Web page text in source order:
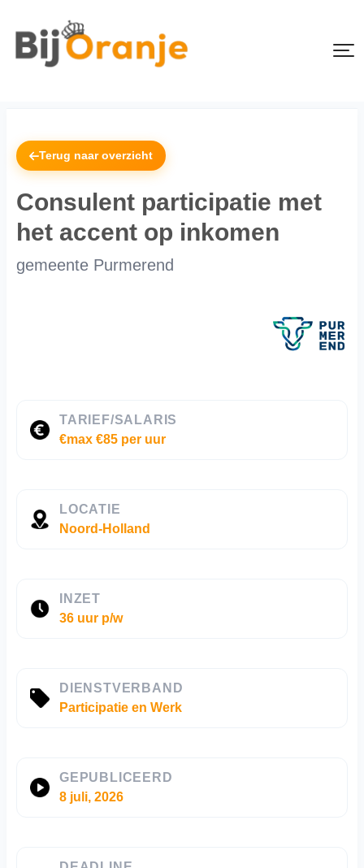
Terug naar overzicht
Consulent participatie met
het accent op inkomen
gemeente Purmerend
TARIEF/SALARIS
€max €85 per uur
LOCATIE
Noord-Holland
INZET
36 uur p/w
DIENSTVERBAND
Participatie en Werk
GEPUBLICEERD
8 juli, 2026